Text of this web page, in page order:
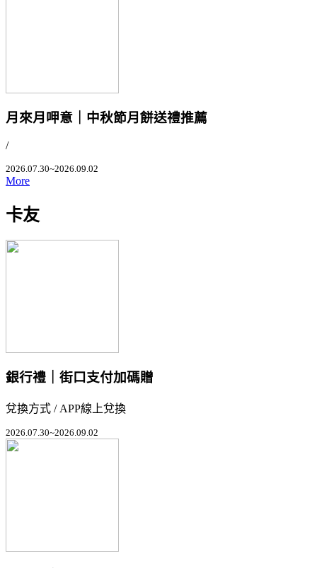
月來月呷意｜中秋節月餅送禮推薦
/
2026.07.30~2026.09.02
More
卡友
銀行禮｜街口支付加碼贈
兌換方式 / APP線上兌換
2026.07.30~2026.09.02